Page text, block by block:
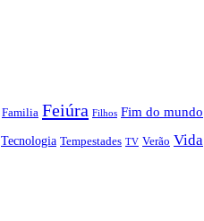
Familia Feiúra Filhos Fim do mundo
Tecnologia Tempestades TV Verão Vida